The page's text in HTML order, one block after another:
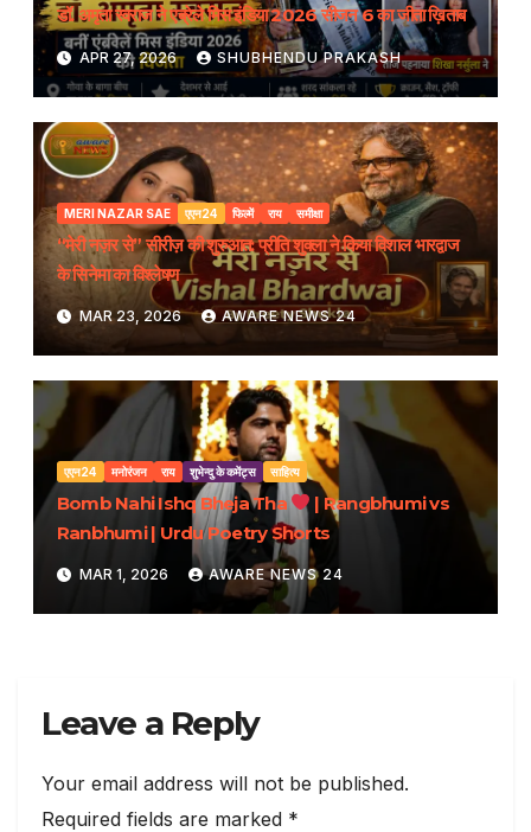
डॉ. अमृता स्वराज ने एब्रेले मिस इंडिया 2026 सीजन 6 का जीता ख़िताब
APR 27, 2026 SHUBHENDU PRAKASH
MERI NAZAR SAE एएन24 फिल्में राय समीक्षा
“मेरी नज़र से” सीरीज़ की शुरुआत: प्रीति शुक्ला ने किया विशाल भारद्वाज
के सिनेमा का विश्लेषण
MAR 23, 2026 AWARE NEWS 24
एएन24 मनोरंजन राय शुभेन्दु के कमेंट्स साहित्य
Bomb Nahi Ishq Bheja Tha
| Rangbhumi vs
Ranbhumi | Urdu Poetry Shorts
MAR 1, 2026 AWARE NEWS 24
Leave a Reply
Your email address will not be published.
Required fields are marked *